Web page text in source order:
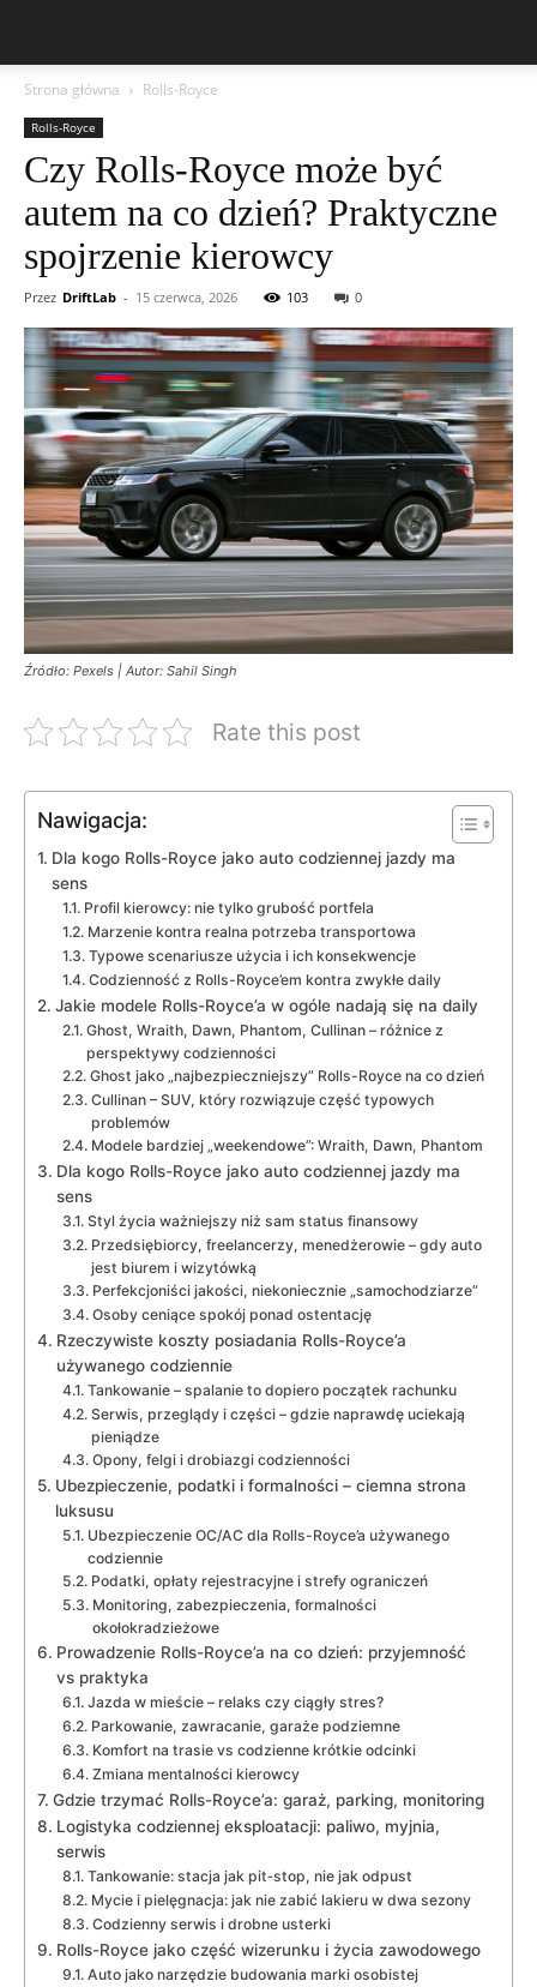
Strona główna Rolls-Royce
Rolls-Royce
Czy Rolls-Royce może być
autem na co dzień? Praktyczne
spojrzenie kierowcy
Przez DriftLab - 15 czerwca, 2026 103 0
Źródło: Pexels | Autor: Sahil Singh
Rate this post
Nawigacja:
Dla kogo Rolls-Royce jako auto codziennej jazdy ma
sens
Profil kierowcy: nie tylko grubość portfela
Marzenie kontra realna potrzeba transportowa
Typowe scenariusze użycia i ich konsekwencje
Codzienność z Rolls-Royce’em kontra zwykłe daily
Jakie modele Rolls-Royce’a w ogóle nadają się na daily
Ghost, Wraith, Dawn, Phantom, Cullinan – różnice z
perspektywy codzienności
Ghost jako „najbezpieczniejszy” Rolls-Royce na co dzień
Cullinan – SUV, który rozwiązuje część typowych
problemów
Modele bardziej „weekendowe”: Wraith, Dawn, Phantom
Dla kogo Rolls-Royce jako auto codziennej jazdy ma
sens
Styl życia ważniejszy niż sam status finansowy
Przedsiębiorcy, freelancerzy, menedżerowie – gdy auto
jest biurem i wizytówką
Perfekcjoniści jakości, niekoniecznie „samochodziarze”
Osoby ceniące spokój ponad ostentację
Rzeczywiste koszty posiadania Rolls-Royce’a
używanego codziennie
Tankowanie – spalanie to dopiero początek rachunku
Serwis, przeglądy i części – gdzie naprawdę uciekają
pieniądze
Opony, felgi i drobiazgi codzienności
Ubezpieczenie, podatki i formalności – ciemna strona
luksusu
Ubezpieczenie OC/AC dla Rolls-Royce’a używanego
codziennie
Podatki, opłaty rejestracyjne i strefy ograniczeń
Monitoring, zabezpieczenia, formalności
okołokradzieżowe
Prowadzenie Rolls-Royce’a na co dzień: przyjemność
vs praktyka
Jazda w mieście – relaks czy ciągły stres?
Parkowanie, zawracanie, garaże podziemne
Komfort na trasie vs codzienne krótkie odcinki
Zmiana mentalności kierowcy
Gdzie trzymać Rolls-Royce’a: garaż, parking, monitoring
Logistyka codziennej eksploatacji: paliwo, myjnia,
serwis
Tankowanie: stacja jak pit‑stop, nie jak odpust
Mycie i pielęgnacja: jak nie zabić lakieru w dwa sezony
Codzienny serwis i drobne usterki
Rolls-Royce jako część wizerunku i życia zawodowego
Auto jako narzędzie budowania marki osobistej